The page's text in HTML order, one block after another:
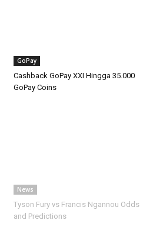
GoPay
Cashback GoPay XXI Hingga 35.000
GoPay Coins
News
Tyson Fury vs Francis Ngannou Odds
and Predictions